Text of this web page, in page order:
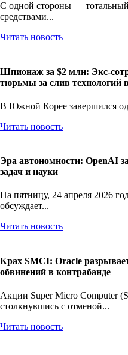
С одной стороны —
средствами...
Читать новость
Шпионаж за $2 млн: Экс-
тюрьмы за слив технологий
В Южной Корее завершился
Читать новость
Эра автономности: OpenAI
задач и науки
На пятницу, 24 апреля 2026
обсуждает...
Читать новость
Крах SMCI: Oracle
обвинений в контрабанде
Акции Super Micro Computer
столкнувшись с отменой...
Читать новость